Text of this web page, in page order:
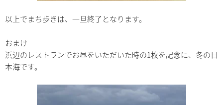
以上でまち歩きは、一旦終了となります。
おまけ
浜辺のレストランでお昼をいただいた時の1枚を記念に、冬の日
本海です。